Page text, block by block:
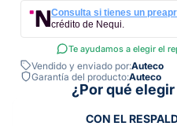
Consulta si tienes un
crédito de Nequi.
Te ayudamos a elegir el
Vendido y enviado por:Auteco
Garantía del producto:Auteco
¿Por qué
CON EL